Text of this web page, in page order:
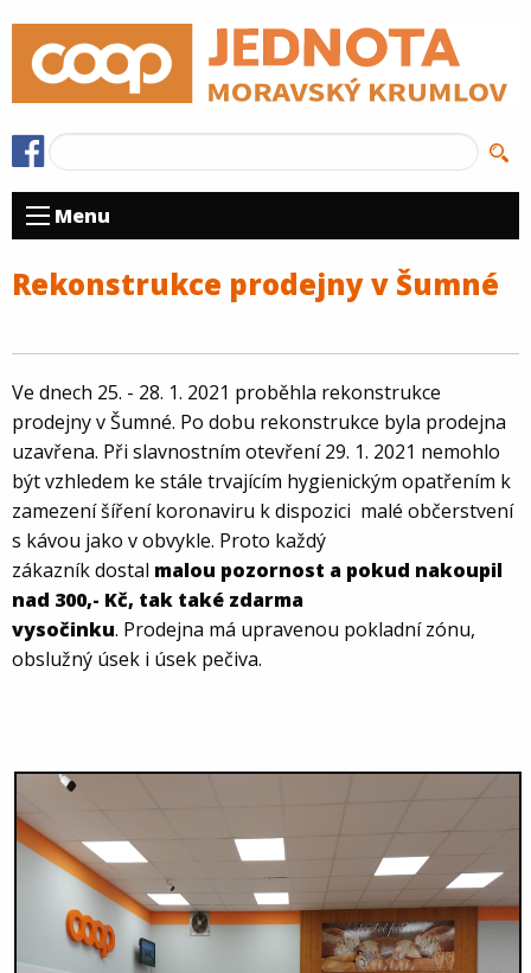
Menu
Rekonstrukce prodejny v Šumné
Ve dnech 25. - 28. 1. 2021 proběhla rekonstrukce
prodejny v Šumné. Po dobu rekonstrukce byla prodejna
uzavřena. Při slavnostním otevření29. 1. 2021 nemohlo
být vzhledem ke stále trvajícím hygienickým opatřením k
zamezení šíření koronaviru k dispozici malé občerstvení
s kávou jako v obvykle. Proto každý
zákazníkdostal malou pozornost a pokud nakoupil
nad 300,- Kč, tak také zdarma
vysočinku. Prodejna má upravenou pokladní zónu,
obslužný úsek i úsek pečiva.